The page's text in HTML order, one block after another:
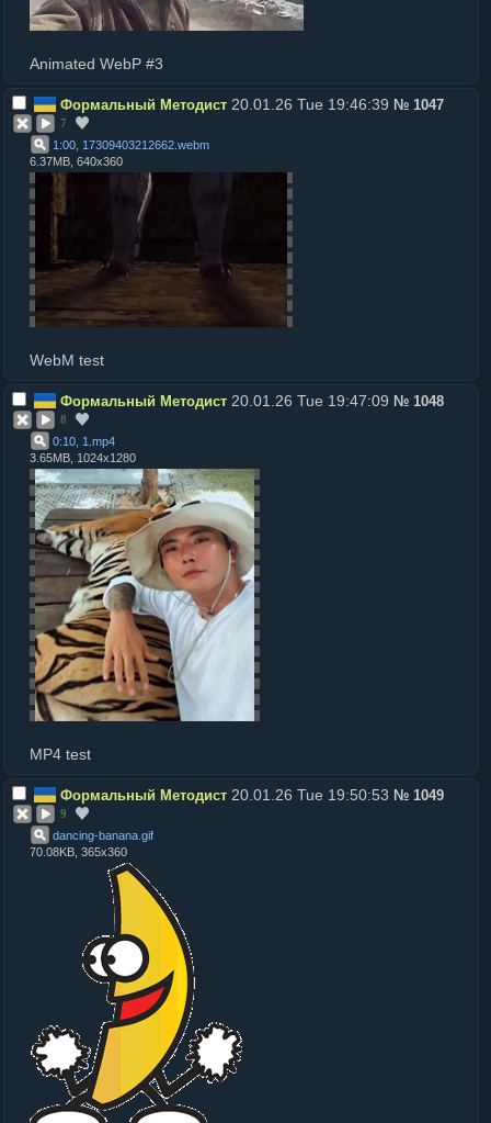
Animated WebP #3
Формальный Методист 20.01.26 Tue 19:46:39 № 1047
7
1:00, 17309403212662 webm
6.37MB, 640x360
WebM test
Формальный Методист 20.01.26 Tue 19:47:09 № 1048
8
0:10, 1 mp4
3.65MB, 1024x1280
MP4 test
Формальный Методист 20.01.26 Tue 19:50:53 № 1049
9
dancing-banana gif
70.08KB, 365x360